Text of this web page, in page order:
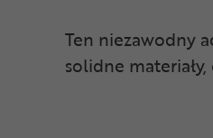
Ten niezawodny
solidne